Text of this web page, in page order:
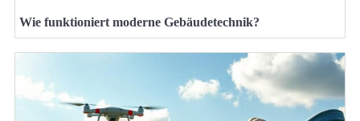
Wie funktioniert moderne Gebäudetechnik?